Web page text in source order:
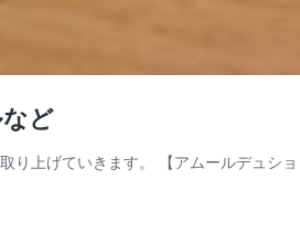
ど
り上げていきます。 【アムールデュシ